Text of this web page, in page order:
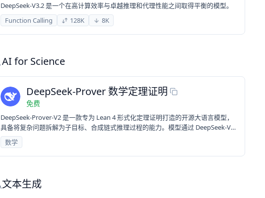
DeepSeek-V3.2 是一个在高计算效率与卓越推理和代理性能之间取得平衡的模型。
Function Calling
128K 8K
AI for Science
DeepSeek-Prover 数学定理证明
免费
DeepSeek-Prover-V2 是一款专为 Lean 4 形式化定理证明打造的开源大语言模型，
具备将复杂问题拆解为子目标、合成链式推理过程的能力。模型通过 DeepSeek-V3
驱动的递归证明管线进行冷启动训练，融合非形式与形式数学推理，显著提升了定
理证明效率与泛化能力。
数学
文本生成